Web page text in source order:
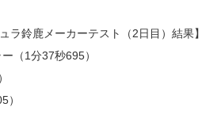
ラ鈴鹿メーカーテスト（2日目）結果】
（1分37秒695）
）